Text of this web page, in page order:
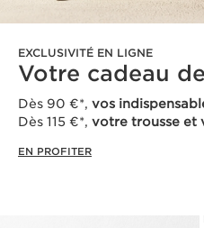
EXCLUSIVITÉ EN LIGNE
Votre cadeau
Dès 90 €*, vos
Dès 115 €*, votre trousse et
EN PROFITER